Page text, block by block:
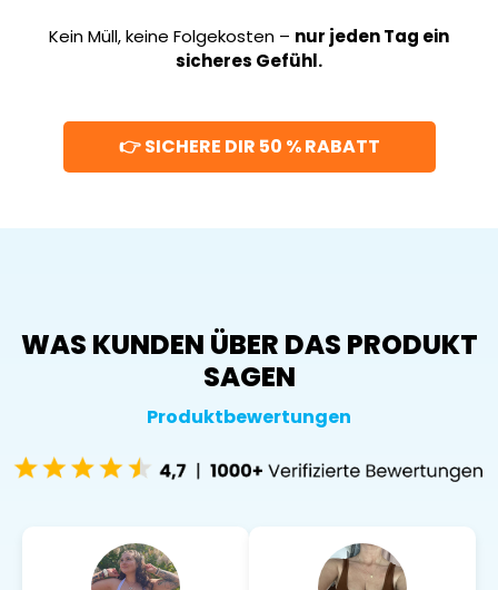
Kein Müll, keine Folgekosten – nur jeden Tag ein
sicheres Gefühl.
👉 SICHERE DIR 50 % RABATT
WAS KUNDEN ÜBER DAS PRODUKT
SAGEN
Produktbewertungen